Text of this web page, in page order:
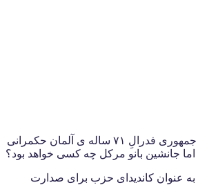
که اینجانب عضو کمیته سیاست خارجی و امنیت آن می باشم مجموعاً پنجاه سال بر جمهوری فدرالِ ۷۱ ساله ی آلمان حکمرانی
عنوان کاندیدای حزب برای صدارت